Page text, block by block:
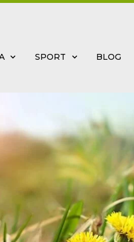
SPORT BLOG